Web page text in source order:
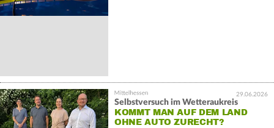
29.06.2026
Selbstversuch im Wetteraukreis
KOMMT MAN AUF DEM LAND
OHNE AUTO ZURECHT?